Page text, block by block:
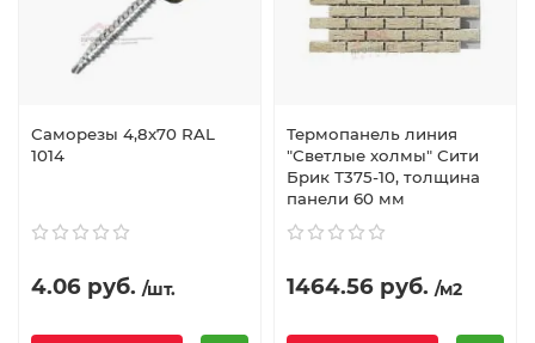
Саморезы 4,8х70 RAL
1014
4.06 руб. /шт.
Термопанель линия
"Светлые холмы" Сити
Брик Т375-10, толщина
панели 60 мм
1464.56 руб. /м2